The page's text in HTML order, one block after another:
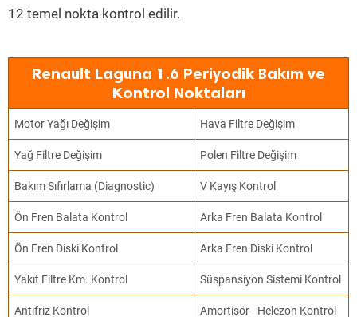
12 temel nokta kontrol edilir.
Renault Laguna 1.6 Periyodik Bakım ve
Kontrol Noktaları
Motor Yağı Değişim Hava Filtre Değişim
Yağ Filtre Değişim Polen Filtre Değişim
Bakım Sıfırlama (Diagnostic) V Kayış Kontrol
Ön Fren Balata Kontrol Arka Fren Balata Kontrol
Ön Fren Diski Kontrol Arka Fren Diski Kontrol
Yakıt Filtre Km. Kontrol Süspansiyon Sistemi Kontrol
Antifriz Kontrol Amortisör - Helezon Kontrol